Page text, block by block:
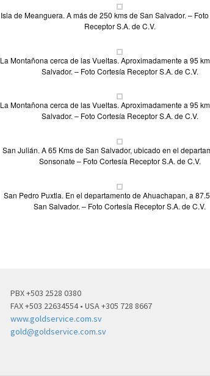
Isla de Meanguera. A más de 250 kms de San Salvador. –
Receptor S.A. de C.V.
La Montañona cerca de las Vueltas. Aproximadamente a 95
Salvador. – Foto Cortesía Receptor S.A. de C.V.
La Montañona cerca de las Vueltas. Aproximadamente a 95
Salvador. – Foto Cortesía Receptor S.A. de C.V.
San Julián. A 65 Kms de San Salvador, ubicado en el
Sonsonate – Foto Cortesía Receptor S.A. de C.V.
San Pedro Puxtla. En el departamento de Ahuachapan, a
San Salvador. – Foto Cortesía Receptor S.A. de C.V.
PBX +503 2528 0380
FAX +503 22634554 • USA +305 728 8667
www.goldservice.com.sv
gold@goldservice.com.sv